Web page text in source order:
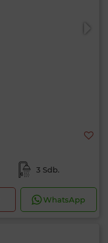
3 Sdb.
WhatsApp